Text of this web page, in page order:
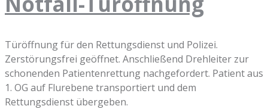
Türöffnung für den Rettungsdienst und Polizei.
Zerstörungsfrei geöffnet. Anschließend Drehleiter zur
schonenden Patientenrettung nachgefordert. Patient aus
1. OG auf Flurebene transportiert und dem
Rettungsdienst übergeben.